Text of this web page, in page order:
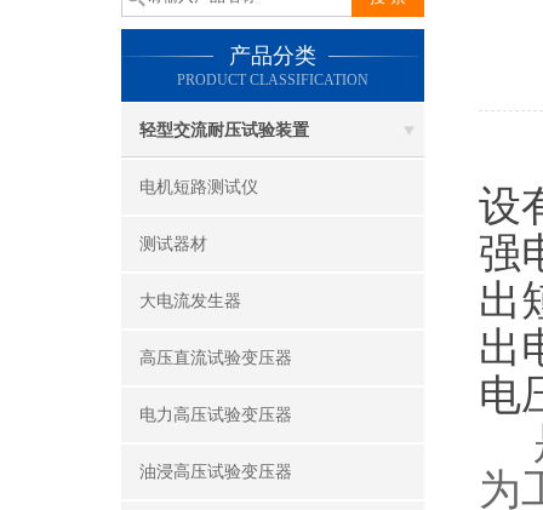
产品分类
PRODUCT CLASSIFICATION
轻型交流耐压试验装置
电机短路测试仪
测试器材
大电流发生器
高压直流试验变压器
电力高压试验变压器
油浸高压试验变压器
设
强
出
出
电
为